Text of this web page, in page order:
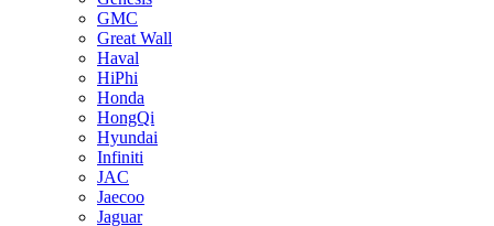
GMC
Great Wall
Haval
HiPhi
Honda
HongQi
Hyundai
Infiniti
JAC
Jaecoo
Jaguar